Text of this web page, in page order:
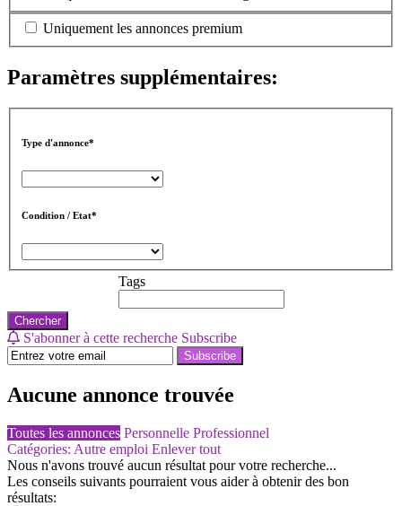
Uniquement les annonces premium
Paramètres supplémentaires:
Type d'annonce*
Condition / Etat*
Tags
Chercher
S'abonner à cette recherche Subscribe
Subscribe
Aucune annonce trouvée
Toutes les annonces Personnelle Professionnel
Catégories: Autre emploi Enlever tout
Nous n'avons trouvé aucun résultat pour votre recherche...
Les conseils suivants pourraient vous aider à obtenir des bon
résultats: